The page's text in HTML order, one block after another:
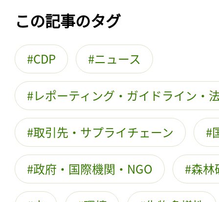
この記事のタグ
CDP ニュース
レポーティング・ガイドライン・
取引先・サプライチェーン
政府・国際機関・NGO 森林